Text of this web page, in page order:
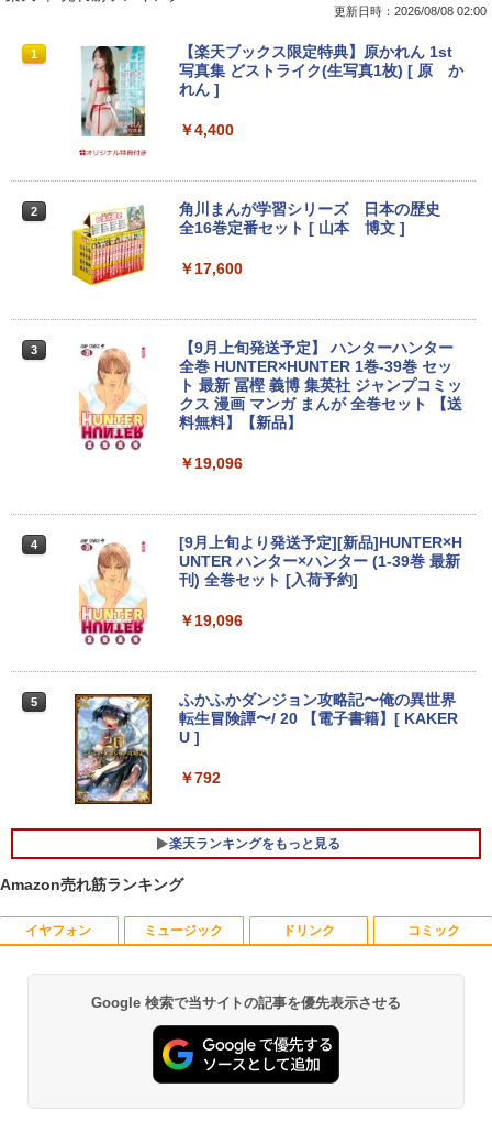
1
[訳アリ★格安] ノートパソコン Window
s11 15.6型 HP 250 G7 第七世代 Core-i3
メモリ8GB SSD128GB 15.6インチ 無線
ルチ Bluetooth USB3.0 SDカード ノー
￥12,800
U メモリ8GB SSD256GB 15インチ フル
HD Windows11 Home WEBカメラ 無線
LAN テンキー DVDマルチ P75F 1年保証
レビュー特典:WPS Office Bランク パソ
コン ノートパソコン デル 中古ノートPC
￥30,800
3
【★最大100%ポイント】【第8世代 4コ
ア・8スレッド】富士通 LIFEBOOK A57
9/第8世代 Core i5/メモリ: 8GB/16GB/新
品 SSD:256GB/512GB/1TB/DVD/Wi-fi/1
5.6型/Office/HDMI/USB3.1/中古PC 中古
対応
￥27,800
【1500円OFFクーポン】【WEBカメラ
ンチ SSD512GB メモリ16GB Corei5 第
ン PC パソコン 中古ノートPC 中古PC 最
大SSD1TB メモリ32GB 中古パソコン フ
ルHD
￥24,800
エントリーで最大10倍！充実機能ノート
第8世代Core i3/i5 Core i7 最大メモリ16
GB 新品SSD256GB 東芝 NEC有名メー
カー15.6型 DVD内蔵 15.6インチ HDMI P
024可 Windows11 長期保証 中古PC
1
PHILIPS 241V8 LED液晶モニター 23.8
インチワイド ブラック 1920×1080 （フ
ルHD）16:9 IPSパネル 非光沢 ノングレ
拠 PS4 switch 対応 スイッチ 【中古】
00-8/11 01:59】Xiaomi Monitor A24i 20
万色 300nits ΔE＜1 低ブルーライト 大
画面 TÜV認証 目にやさしい 調整可能な
スタンド VESA
￥12,580
ワイド］ VA249HG
￥13,800
0Hz/5ms/HDMI/DP/USB Type-C/VESA/5
年保証・無輝点保証)(ホワイト) LCD-C2
42SDW
￥25,977
5
Philips｜フィリップス 液晶ディスプレ
イ(23.8型/IPS/WQHD 2560×1440/75Hz/1
更新日時：2026/08/08 02:00
1
【楽天ブックス限定特典】原かれん 1st
写真集 どストライク(生写真1枚) [ 原 か
れん ]
￥4,400
2
角川まんが学習シリーズ 日本の歴史
全16巻定番セット [ 山本 博文 ]
￥17,600
3
【9月上旬発送予定】 ハンターハンター
全巻 HUNTER×HUNTER 1巻-39巻 セッ
ト 最新 冨樫 義博 集英社 ジャンプコミッ
クス 漫画 マンガ まんが 全巻セット 【送
料無料】【新品】
￥19,096
4
[9月上旬より発送予定][新品]HUNTER×H
UNTER ハンター×ハンター (1-39巻 最新
刊) 全巻セット [入荷予約]
￥19,096
5
ふかふかダンジョン攻略記〜俺の異世界
転生冒険譚〜/ 20 【電子書籍】[ KAKER
U ]
￥792
楽天ランキングをもっと見る
Amazon売れ筋ランキング
イヤフォン
Anker Soundcore P40i オフホワイト
￥7,990
ミュージック
BRUCE WAYNE feat. Flo Milli, ATL Jacob
[Explicit]
￥250
ドリンク
【Amazon.co.jp限定】 い・ろ・は・す 2L P
ET ラベルレス ×8本
￥1,112
コミック
薬屋のひとりごと 17巻 (デジタル版ビッグガ
ンガンコミックス)
￥770
Google 検索で当サイトの記事を優先表示させる